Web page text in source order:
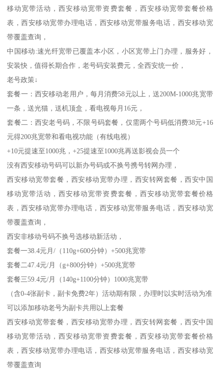
移动宽带活动，西安移动宽带资费套餐，西安移动宽带套餐价格
表，西安移动宽带办理电话，西安移动宽带服务电话，西安移动宽
带覆盖查询，
中国移动:速光纤宽带已覆盖本小区，小区宽带上门办理，服务好，
安装快，值得长期合作，老号码安装费元，全西安统一价，
老号政策↓
套餐一：西安移动老用户，每月消费58元以上，送200M-1000兆宽带
一条，送光猫，送机顶盒，看电视每月16元，
套餐二：西安老号码，不限号码套餐，仅需两个号码低消费38元+16
元得200兆宽带和看电视功能（有线电视）
+10元提速至1000兆，+25提速至1000兆再送影视会员一个
没有西安移动号码可以新办号码或不换号携号转网办理，
西安移动宽带套餐，西安移动宽带办理，西安转网套餐，西安中国
移动宽带活动，西安移动宽带资费套餐，西安移动宽带套餐价格
表，西安移动宽带办理电话，西安移动宽带服务电话，西安移动宽
带覆盖查询，
西安非移动号码不换号选移动新活动，
套餐一38.4元月/（110g+600分钟）+500兆宽带
套餐二47.4元/月（g+800分钟）+500兆宽带
套餐三59.4元/月（140g+1100分钟）1000兆宽带
（含0-4张副卡，副卡免费2年）活动期有限，办理时以实时活动为准
可以添加移动老号为副卡共用以上套餐
西安移动宽带套餐，西安移动宽带办理，西安转网套餐，西安中国
移动宽带活动，西安移动宽带资费套餐，西安移动宽带套餐价格
表，西安移动宽带办理电话，西安移动宽带服务电话，西安移动宽
带覆盖查询